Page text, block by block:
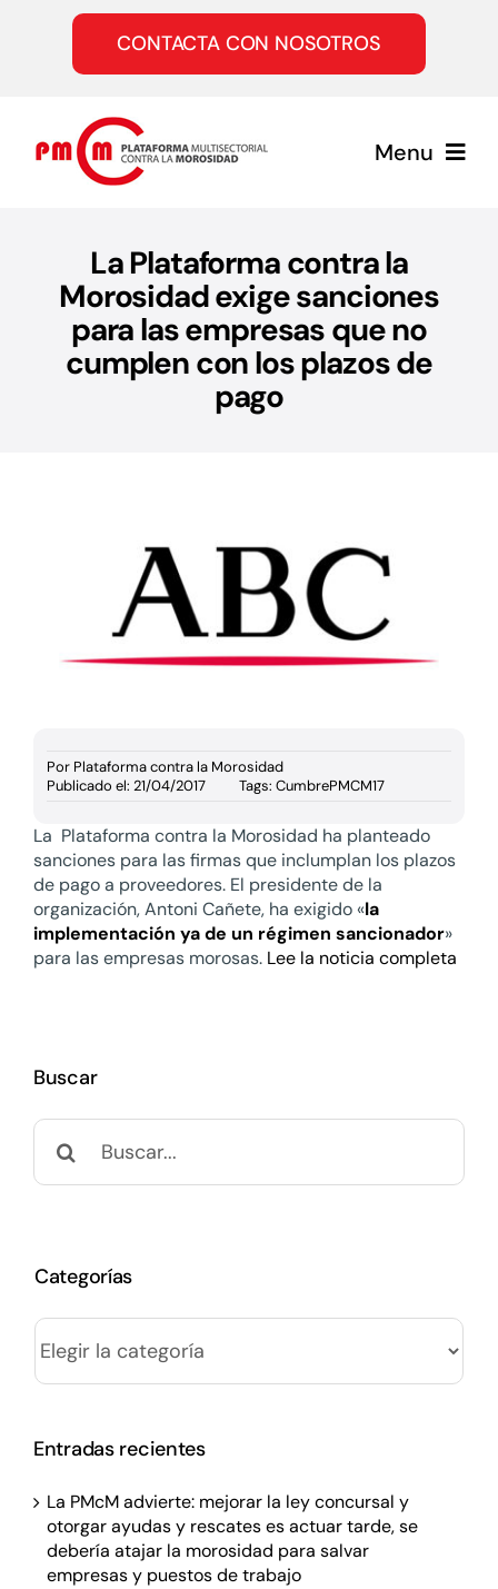
contenido
CONTACTA CON NOSOTROS
Menu
Quiénes somos
Servicios
Agenda
Prensa
La Plataforma contra la
Morosidad exige sanciones
para las empresas que no
cumplen con los plazos de
pago
Por Plataforma contra la Morosidad
Publicado el: 21/04/2017
Tags: CumbrePMCM17
La Plataforma contra la Morosidad ha planteado
sanciones para las firmas que inclumplan los plazos
de pago a proveedores. El presidente de la
organización, Antoni Cañete, ha exigido «la
implementación ya de un régimen sancionador»
para las empresas morosas. Lee la noticia completa
Buscar
Buscar:
Categorías
Categorías
Entradas recientes
La PMcM advierte: mejorar la ley concursal y
otorgar ayudas y rescates es actuar tarde, se
debería atajar la morosidad para salvar
empresas y puestos de trabajo